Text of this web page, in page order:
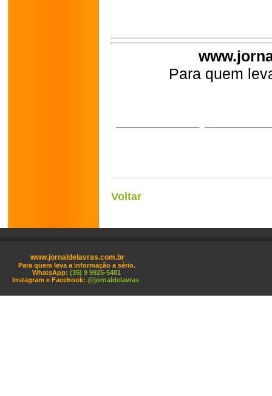
Para quem
Voltar
www.jornaldelavras.com.br
Para quem leva a informação a sério.
WhatsApp: (35) 9 9925-5481
Instagram e Facebook: @jornaldelavras